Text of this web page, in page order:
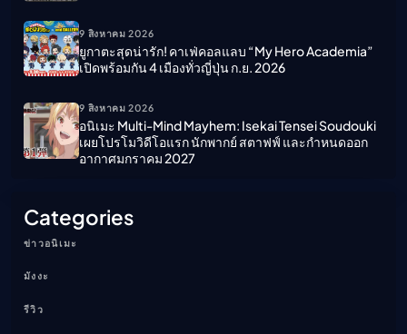
9 สิงหาคม 2026
ยูกาตะสุดน่ารัก! คาเฟ่คอลแลบ “My Hero Academia”
เปิดพร้อมกัน 4 เมืองทั่วญี่ปุ่น ก.ย. 2026
9 สิงหาคม 2026
อนิเมะ Multi-Mind Mayhem: Isekai Tensei Soudouki
เผยโปรโมวิดีโอแรก นักพากย์ สตาฟฟ์ และกำหนดออก
อากาศมกราคม 2027
Categories
ข่าวอนิเมะ
มังงะ
รีวิว